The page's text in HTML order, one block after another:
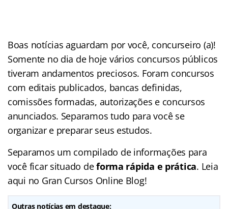
Boas notícias aguardam por você, concurseiro (a)!
Somente no dia de hoje vários concursos públicos
tiveram andamentos preciosos. Foram concursos
com editais publicados, bancas definidas,
comissões formadas, autorizações e concursos
anunciados. Separamos tudo para você se
organizar e preparar seus estudos.
Separamos um compilado de informações para
você ficar situado deforma rápida e prática. Leia
aqui no Gran Cursos Online Blog!
Outras notícias em destaque: